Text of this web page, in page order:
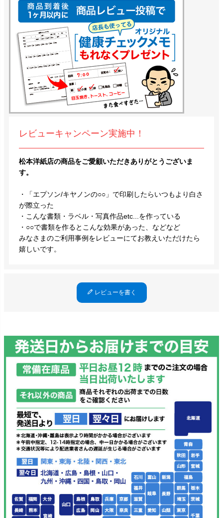
レビューキャンペーン実施中！
松本洋紙店の商品をご愛顧いただきありがとうございま
す。
・「エプソン/キヤノンの○○」で印刷したらいつもより白さ
が際立った
・こんな書類・ラベル・写真作品etc...を作っている
・○○で書類を作るとこんな効果があった、などなど
みなさまのご利用事例をレビューにてお教えいただけたら
嬉しいです。
レビューを書く